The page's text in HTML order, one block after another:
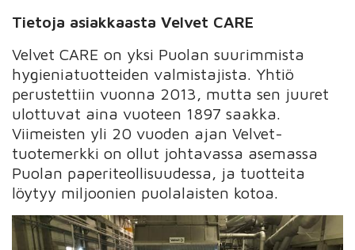
Tietoja asiakkaasta Velvet CARE
Velvet CARE on yksi Puolan suurimmista
hygieniatuotteiden valmistajista. Yhtiö
perustettiin vuonna 2013, mutta sen juuret
ulottuvat aina vuoteen 1897 saakka.
Viimeisten yli 20 vuoden ajan Velvet-
tuotemerkki on ollut johtavassa asemassa
Puolan paperiteollisuudessa, ja tuotteita
löytyy miljoonien puolalaisten kotoa.